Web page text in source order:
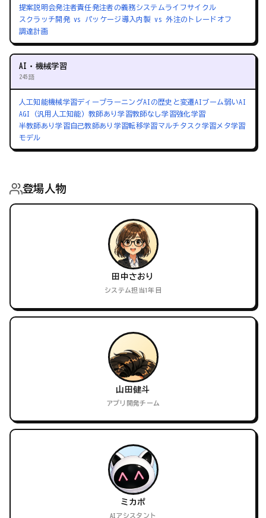
提案説明会発注者責任発注者の義務システムライフサイクル
スクラッチ開発 vs パッケージ導入 内製 vs 外注のトレードオフ
調達計画
AI・機械学習
245語
人工知能機械学習ディープラーニングAIの歴史と変遷AIブーム 弱いAI
AGI（汎用人工知能）教師あり学習教師なし学習強化学習
半教師あり学習自己教師あり学習転移学習マルチタスク学習メタ学習
モデル
登場人物
田中さおり
システム担当1年目
山田健斗
アプリ開発チーム
ミカポ
AIアシスタント